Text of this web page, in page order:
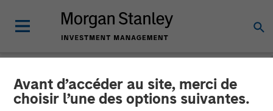
Avant d’accéder au site, merci de
choisir l’une des options suivantes.
NEWSROOM